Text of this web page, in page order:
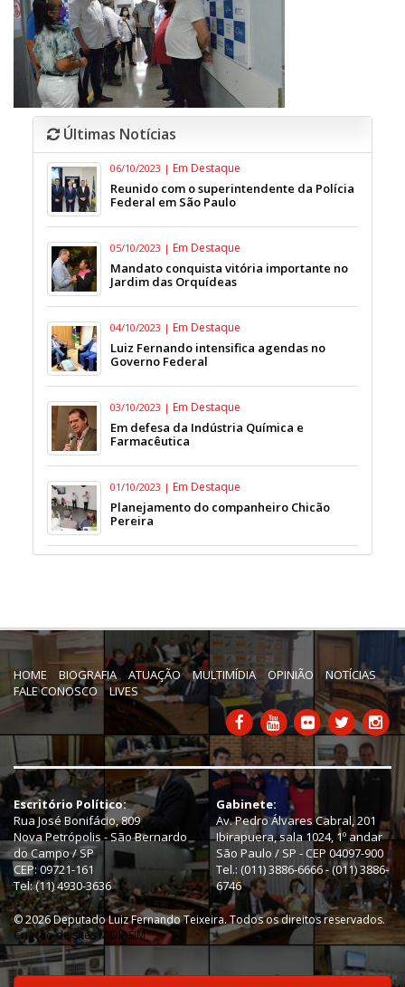
Últimas Notícias
06/10/2023 | Em Destaque
Reunido com o superintendente da Polícia
Federal em São Paulo
05/10/2023 | Em Destaque
Mandato conquista vitória importante no
Jardim das Orquídeas
04/10/2023 | Em Destaque
Luiz Fernando intensifica agendas no
Governo Federal
03/10/2023 | Em Destaque
Em defesa da Indústria Química e
Farmacêutica
01/10/2023 | Em Destaque
Planejamento do companheiro Chicão
Pereira
HOME BIOGRAFIA ATUAÇÃO MULTIMÍDIA OPINIÃO
NOTÍCIAS
FALE CONOSCO
LIVES
Escritório Político:
Rua José Bonifácio, 809
Nova Petrópolis - São Bernardo
do Campo / SP
CEP: 09721-161
Tel: (11) 4930-3636
Gabinete:
Av. Pedro Álvares Cabral, 201
Ibirapuera, sala 1024, 1º andar
São Paulo / SP - CEP 04097-900
Tel.: (011) 3886-6666 - (011) 3886-
6746
© 2026 Deputado Luiz Fernando Teixeira. Todos os direitos reservados.
Criação de sites MIDIASIM